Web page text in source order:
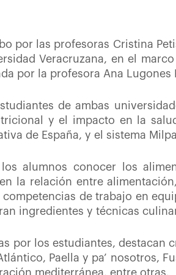
por las profesoras Cristina
Veracruzana, en el
por la profesora Ana Lugones
de ambas
y el impacto en la
de España, y el sistema
alumnos conocer los
la relación entre
de trabajo en
ingredientes y técnicas
por los estudiantes, destacan
Paella y pa’ nosotros,
mediterránea, entre otras.